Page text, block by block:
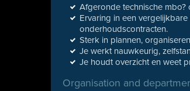
Afgeronde technische mbo?
Ervaring in een
onderhoudscontracten.
Sterk in plannen,
Je werkt nauwkeurig,
Je houdt overzicht en weet
Organisation and